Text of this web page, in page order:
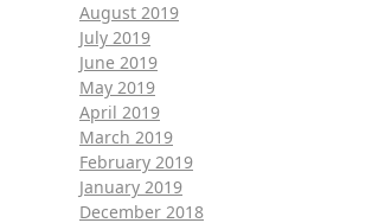
August 2019
July 2019
June 2019
May 2019
April 2019
March 2019
February 2019
January 2019
December 2018